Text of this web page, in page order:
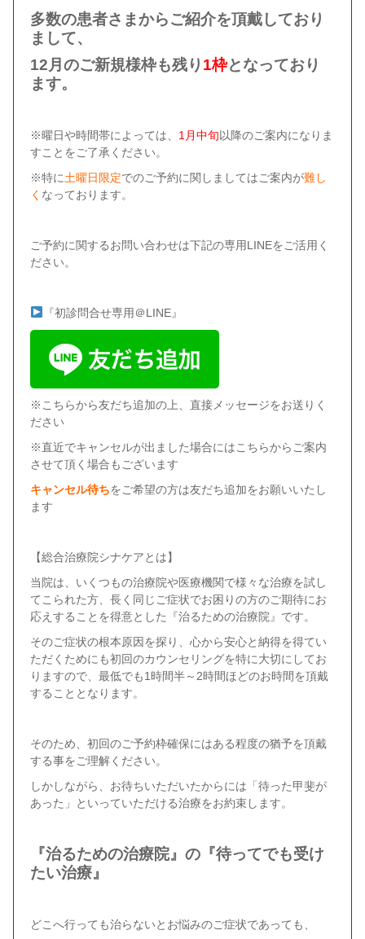
多数の患者さまからご紹介を頂戴しており
まして、
12月のご新規様枠も残り 1枠となっており
ます。
※曜日や時間帯によっては、 1月中旬以降のご案内になりま
すことをご了承ください。
※特に土曜日限定でのご予約に関しましてはご案内が難し
く なっております。
ご予約に関するお問い合わせは下記の専用LINEをご活用く
ださい。
『初診問合せ専用＠LINE』
※こちらから友だち追加の上、直接メッセージをお送りく
ださい
※直近でキャンセルが出ました場合にはこちらからご案内
させて頂く場合もございます
キャンセル待ちをご希望の方は友だち追加をお願いいたし
ます
【総合治療院シナケアとは】
当院は、いくつもの治療院や医療機関で様々な治療を試し
てこられた方、長く同じご症状でお困りの方のご期待にお
応えすることを得意とした『治るための治療院』です。
そのご症状の根本原因を探り、心から安心と納得を得てい
ただくためにも初回のカウンセリングを特に大切にしてお
りますので、最低でも1時間半～2時間ほどのお時間を頂戴
することとなります。
そのため、初回のご予約枠確保にはある程度の猶予を頂戴
する事をご理解ください。
しかしながら、お待ちいただいたからには「待った甲斐が
あった」といっていただける治療をお約束します。
『治るための治療院』の『待ってでも受け
たい治療』
どこへ行っても治らないとお悩みのご症状であっても、